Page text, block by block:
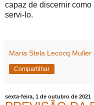
capaz de discernir
servi-lo.
Maria Stela Lecocq Muller
Compartilhar
sexta-feira, 1 de outubro de 2021